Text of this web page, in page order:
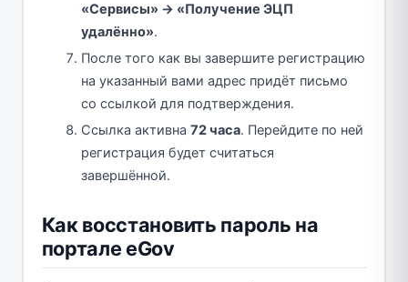
«Сервисы» → «Получение ЭЦП
удалённо».
После того как вы завершите регистрацию
на указанный вами адрес придёт письмо
со ссылкой для подтверждения.
Ссылка активна 72 часа. Перейдите по ней
регистрация будет считаться
завершённой.
Как восстановить пароль на
портале eGov